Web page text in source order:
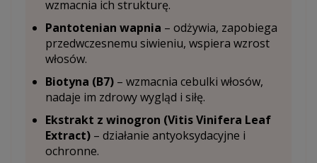
wzmacnia ich strukturę.
Pantotenian wapnia – odżywia, zapobiega
przedwczesnemu siwieniu, wspiera wzrost
włosów.
Biotyna (B7) – wzmacnia cebulki włosów,
nadaje im zdrowy wygląd i siłę.
Ekstrakt z winogron (Vitis Vinifera Leaf
Extract) – działanie antyoksydacyjne i
ochronne.